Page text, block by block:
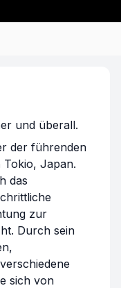
und überall.
der führenden
Tokio, Japan.
das
zur
Durch sein
sich von